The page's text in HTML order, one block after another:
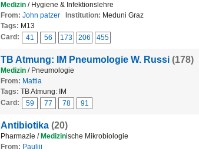
Medizin / Hygiene & Infektionslehre
From: John patzer Institution: Meduni Graz
Tags: M13
Card:
41 56 173 206 455
TB Atmung: IM Pneumologie W. Russi (178)
Medizin / Pneumologie
From: Mattia
Tags: TB Atmung: IM
Card:
59 77 78 91
Antibiotika (20)
Pharmazie / Medizinische Mikrobiologie
From: Pauliii